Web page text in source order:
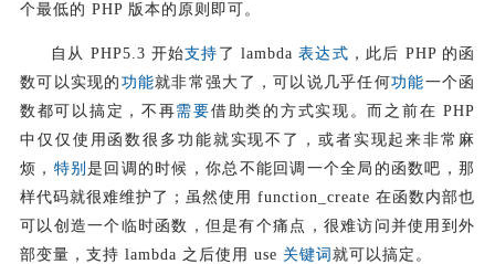
个最低的 PHP 版本的原则即可。
自从 PHP5.3 开始支持 了 lambda表达式 ，此后 PHP 的函
数可以实现的 功能就非常强大了，可以说几乎任何功能一个函
数都可以搞定，不再需要借助类的方式实现。而之前在 PHP
中仅仅使用函数很多功能就实现不了，或者实现起来非常麻
烦， 特别是回调的时候，你总不能回调一个全局的函数吧，那
样代码就很难维护了；虽然使用 function_create 在函数内部也
可以创造一个临时函数，但是有个痛点，很难访问并使用到外
部变量，支持 lambda 之后使用 use 关键词 就可以搞定。